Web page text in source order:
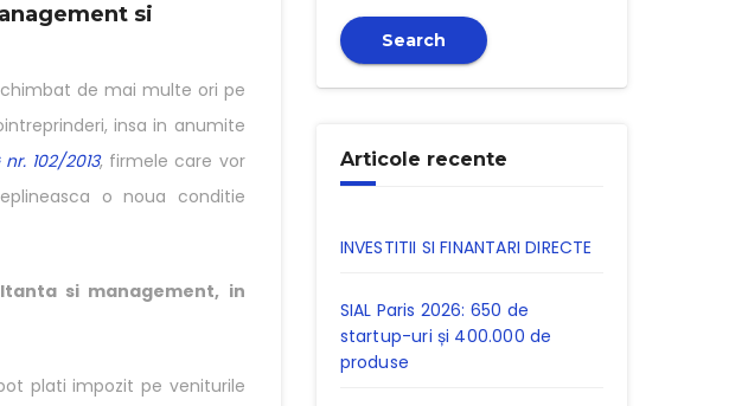
si
de mai multe ori pe
insa in anumite
nr. 102/2013, firmele care vor
o noua conditie
si management, in
plati impozit pe veniturile
Search
Articole recente
INVESTITII SI FINANTARI DIRECTE
SIAL Paris 2026: 650 de
startup-uri și 400.000 de
produse